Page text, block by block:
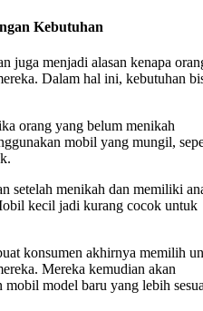
Kebutuhan
juga menjadi alasan kenapa
Dalam hal ini, kebutuhan
orang yang belum menikah
mobil yang mungil,
setelah menikah dan memiliki
kecil jadi kurang cocok untuk
konsumen akhirnya memilih
Mereka kemudian akan
mobil model baru yang lebih